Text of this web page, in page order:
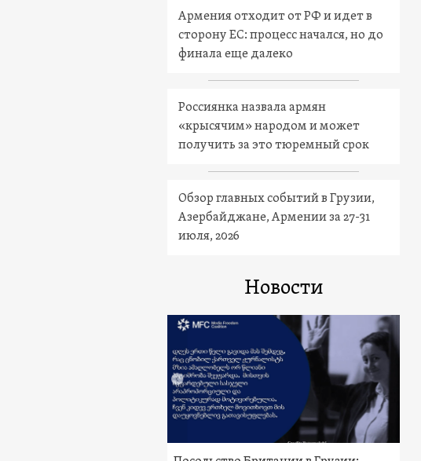
Армения отходит от РФ и идет в
сторону ЕС: процесс начался, но до
финала еще далеко
Россиянка назвала армян
«крысячим» народом и может
получить за это тюремный срок
Обзор главных событий в Грузии,
Азербайджане, Армении за 27-31
июля, 2026
Новости